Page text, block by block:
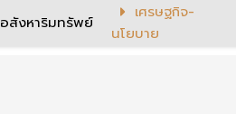
อสังหาริมทรัพย์
เศรษฐกิจ-
นโยบาย